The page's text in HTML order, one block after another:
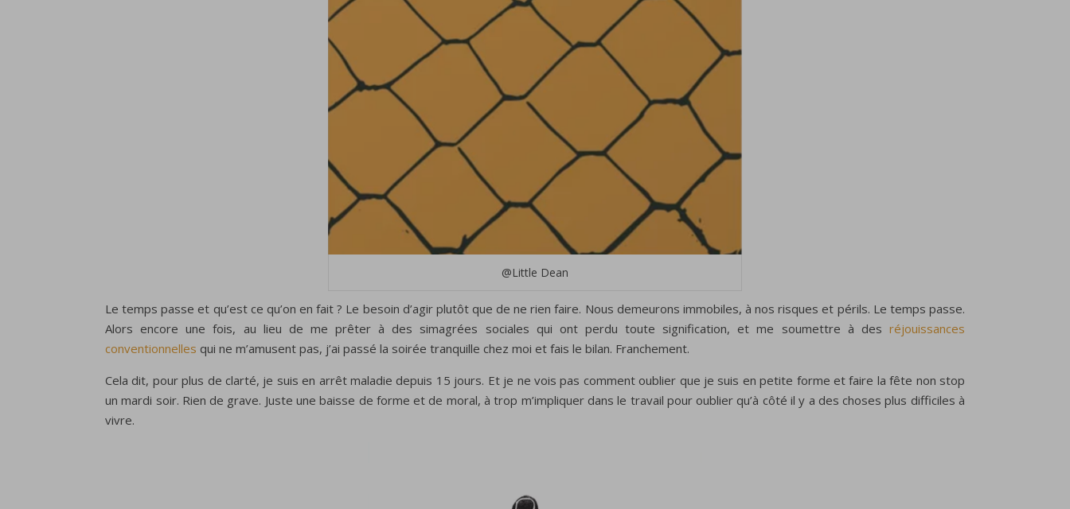
@Little Dean
Le temps passe et qu’est ce qu’on en fait ? Le besoin d’agir plutôt que de ne rien faire. Nous demeurons immobiles, à nos risques et périls. Le temps passe.
Alors encore une fois, au lieu de me prêter à des simagrées sociales qui ont perdu toute signification, et me soumettre à des réjouissances
conventionnelles qui ne m’amusent pas, j’ai passé la soirée tranquille chez moi et fais le bilan. Franchement.
Cela dit, pour plus de clarté, je suis en arrêt maladie depuis 15 jours. Et je ne vois pas comment oublier que je suis en petite forme et faire la fête non stop
un mardi soir. Rien de grave. Juste une baisse de forme et de moral, à trop m’impliquer dans le travail pour oublier qu’à côté il y a des choses plus difficiles à
vivre.